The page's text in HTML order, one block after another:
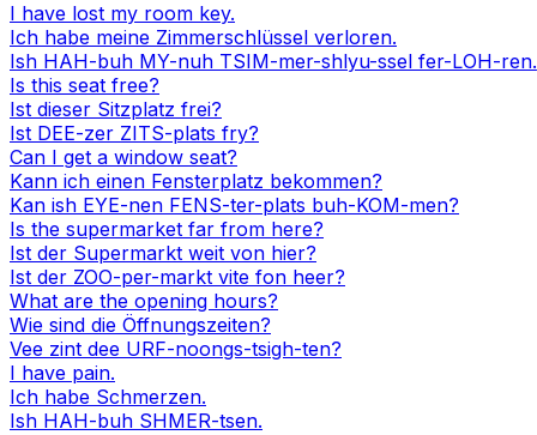
I have lost my room key.
Ich habe meine Zimmerschlüssel verloren.
Ish HAH-buh MY-nuh TSIM-mer-shlyu-ssel fer-LOH-ren.
Is this seat free?
Ist dieser Sitzplatz frei?
Ist DEE-zer ZITS-plats fry?
Can I get a window seat?
Kann ich einen Fensterplatz bekommen?
Kan ish EYE-nen FENS-ter-plats buh-KOM-men?
Is the supermarket far from here?
Ist der Supermarkt weit von hier?
Ist der ZOO-per-markt vite fon heer?
What are the opening hours?
Wie sind die Öffnungszeiten?
Vee zint dee URF-noongs-tsigh-ten?
I have pain.
Ich habe Schmerzen.
Ish HAH-buh SHMER-tsen.